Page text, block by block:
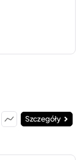
Szczegóły